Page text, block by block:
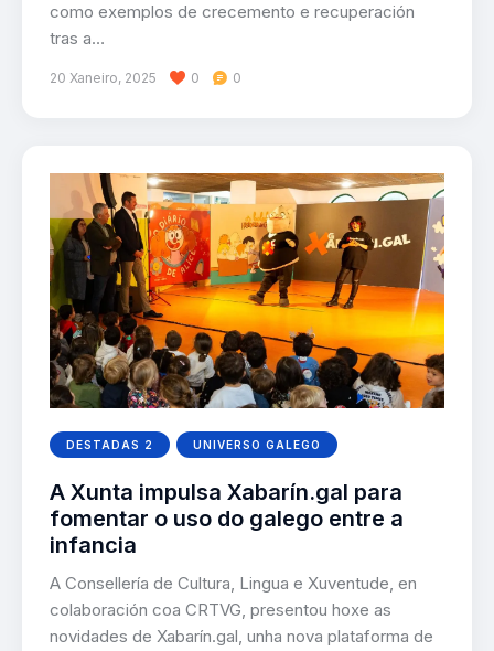
como exemplos de crecemento e recuperación
tras a…
20 Xaneiro, 2025 0 0
DESTADAS 2 UNIVERSO GALEGO
A Xunta impulsa Xabarín.gal para
fomentar o uso do galego entre a
infancia
A Consellería de Cultura, Lingua e Xuventude, en
colaboración coa CRTVG, presentou hoxe as
novidades de Xabarín.gal, unha nova plataforma de